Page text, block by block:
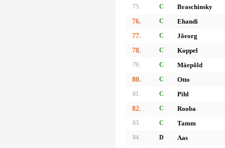
75. C
Braschinsky
76.
C
Ehandi
77.
C
Jõeorg
78.
C Koppel
79. C
Mäepõld
80.
C Otto
81. C
Pihl
82.
C Rooba
83. C Tamm
84. D
Aas